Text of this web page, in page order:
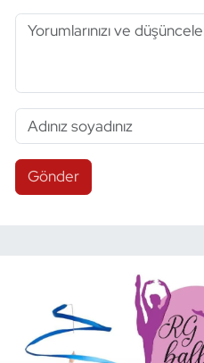
Gönder